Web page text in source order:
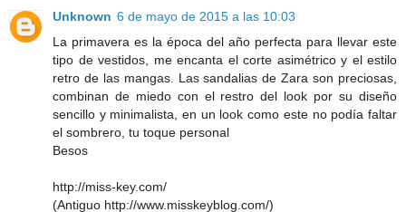
Unknown 6 de mayo de 2015 a las 10:03
La primavera es la época del año perfecta para llevar este
tipo de vestidos, me encanta el corte asimétrico y el estilo
retro de las mangas. Las sandalias de Zara son preciosas,
combinan de miedo con el restro del look por su diseño
sencillo y minimalista, en un look como este no podía faltar
el sombrero, tu toque personal
Besos
http://miss-key.com/
(Antiguo http://www.misskeyblog.com/)